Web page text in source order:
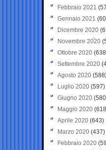
Febbraio 2021
Gennaio 2021
Dicembre 2020
Novembre 2020
Ottobre 2020
Settembre 2020
Agosto 2020
Luglio 2020 (597)
Giugno 2020
Maggio 2020
Aprile 2020 (643)
Marzo 2020 (437)
Febbraio 2020